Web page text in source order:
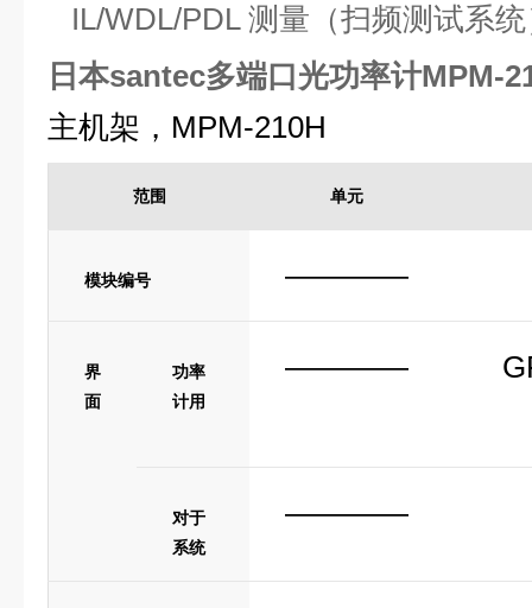
IL/WDL/PDL 测量（扫频测试系统
日本santec多端口光功率计MPM-
主机架，MPM-210H
范围 单元
模块编号 ————
界
面
功率
计用
————
对于
系统
————